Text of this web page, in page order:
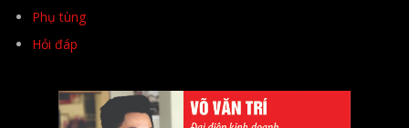
Phụ tùng
Hỏi đáp